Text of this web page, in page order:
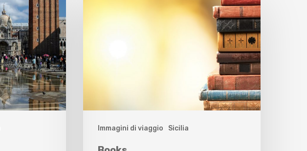
Immagini di viaggio Sicilia